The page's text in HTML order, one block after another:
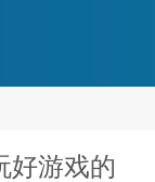
好游戏的